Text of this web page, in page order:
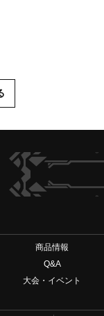
でシェアする
ヴァンガードch
商品情報
Q&A
大会・イベント